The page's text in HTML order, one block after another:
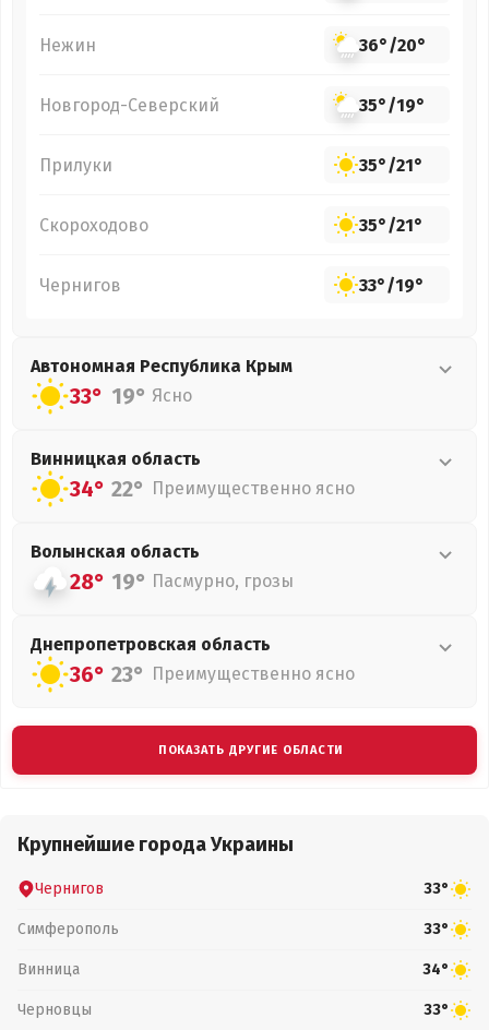
Нежин 36°/20°
Новгород-Северский 35°/19°
Прилуки 35°/21°
Скороходово 35°/21°
Чернигов 33°/19°
Автономная Республика Крым
33° 19° Ясно
Винницкая область
34° 22° Преимущественно ясно
Волынская область
28° 19° Пасмурно, грозы
Днепропетровская область
36° 23° Преимущественно ясно
ПОКАЗАТЬ ДРУГИЕ ОБЛАСТИ
Крупнейшие города Украины
Чернигов 33°
Симферополь 33°
Винница 34°
Черновцы 33°